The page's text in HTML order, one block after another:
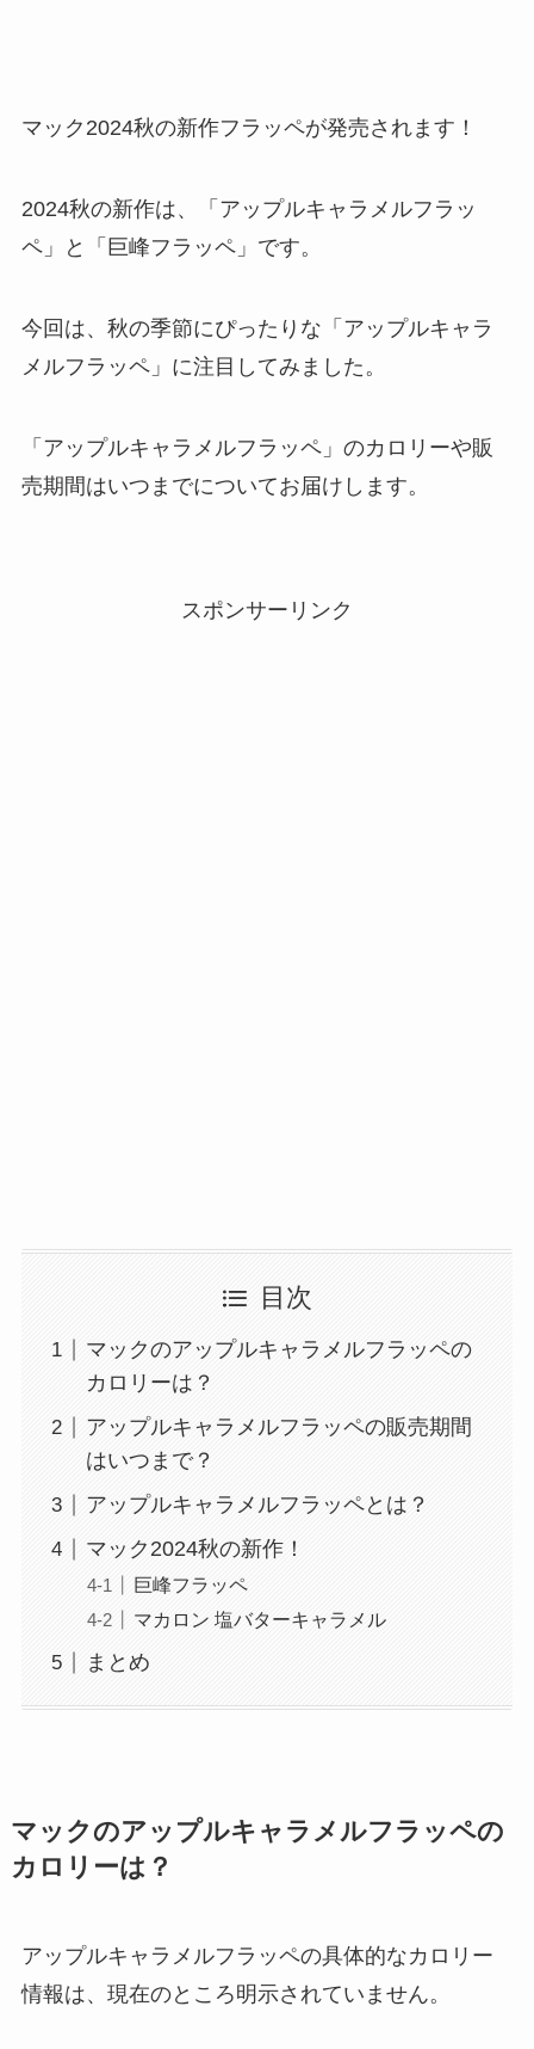
マック2024秋の新作フラッペが発売されます！
2024秋の新作は、「アップルキャラメルフラッ
ペ」と「巨峰フラッペ」です。
今回は、秋の季節にぴったりな「アップルキャラ
メルフラッペ」に注目してみました。
「アップルキャラメルフラッペ」のカロリーや販
売期間はいつまでについてお届けします。
スポンサーリンク
目次
マックのアップルキャラメルフラッペの
カロリーは？
アップルキャラメルフラッペの販売期間
はいつまで？
アップルキャラメルフラッペとは？
マック2024秋の新作！
巨峰フラッペ
マカロン 塩バターキャラメル
まとめ
マックのアップルキャラメルフラッペの
カロリーは？
アップルキャラメルフラッペの具体的なカロリー
情報は、現在のところ明示されていません。